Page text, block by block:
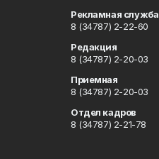
Рекламная служба
8 (34787) 2-22-60
Редакция
8 (34787) 2-20-03
Приемная
8 (34787) 2-20-03
Отдел кадров
8 (34787) 2-21-78